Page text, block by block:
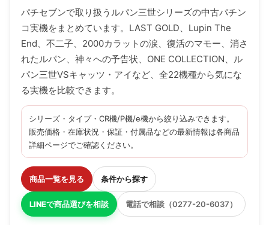
パチセブンで取り扱うルパン三世シリーズの中古パチン
コ実機をまとめています。LAST GOLD、Lupin The
End、不二子、2000カラットの涙、復活のマモー、消さ
れたルパン、神々への予告状、ONE COLLECTION、ル
パン三世VSキャッツ・アイなど、全22機種から気にな
る実機を比較できます。
シリーズ・タイプ・CR機/P機/e機から絞り込みできます。
販売価格・在庫状況・保証・付属品などの最新情報は各商品
詳細ページでご確認ください。
商品一覧を見る 条件から探す
LINEで商品選びを相談 電話で相談（0277-20-6037）